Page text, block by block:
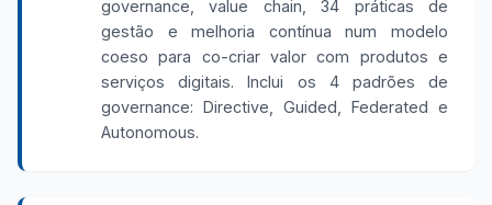
governance, value chain, 34 práticas de
gestão e melhoria contínua num modelo
coeso para co-criar valor com produtos e
serviços digitais. Inclui os 4 padrões de
governance: Directive, Guided, Federated e
Autonomous.